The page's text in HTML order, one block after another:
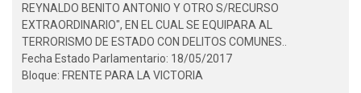
REYNALDO BENITO ANTONIO Y OTRO S/RECURSO
EXTRAORDINARIO", EN EL CUAL SE EQUIPARA AL
TERRORISMO DE ESTADO CON DELITOS COMUNES..
Fecha Estado Parlamentario: 18/05/2017
Bloque: FRENTE PARA LA VICTORIA